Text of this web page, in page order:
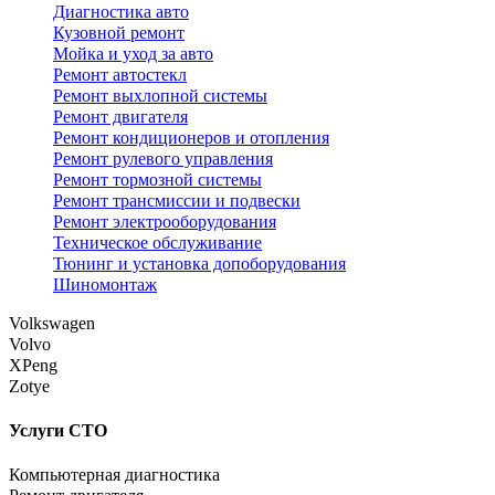
Диагностика авто
Кузовной ремонт
Мойка и уход за авто
Ремонт автостекл
Ремонт выхлопной системы
Ремонт двигателя
Ремонт кондиционеров и отопления
Ремонт рулевого управления
Ремонт тормозной системы
Ремонт трансмиссии и подвески
Ремонт электрооборудования
Техническое обслуживание
Тюнинг и установка допоборудования
Шиномонтаж
Volkswagen
Volvo
XPeng
Zotye
Услуги СТО
Компьютерная диагностика